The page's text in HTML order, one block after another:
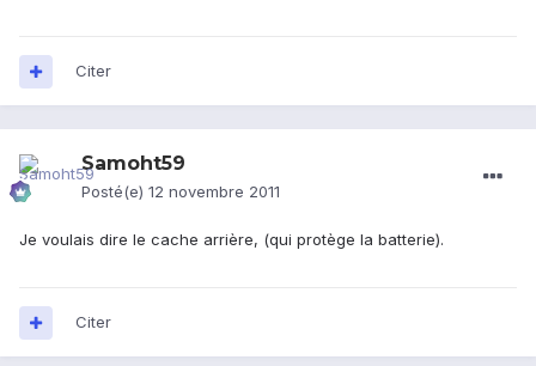
Citer
Samoht59
Posté(e) 12 novembre 2011
Je voulais dire le cache arrière, (qui protège la batterie).
Citer